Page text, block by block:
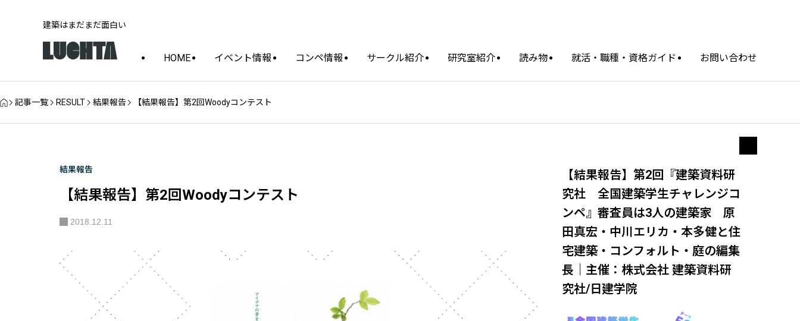
建築はまだまだ面白い
HOME イベント情報 コンペ情報 サークル紹介 研究室紹介 読み物 就活・職種・資格ガイド お問い合わせ
記事一覧 RESULT 結果報告 【結果報告】第2回Woodyコンテスト
結果報告
【結果報告】第2回Woodyコンテスト
2018.12.11
【結果報告】第2回『建築資料研
究社 全国建築学生チャレンジコ
ンペ』審査員は3人の建築家 原
田真宏・中川エリカ・本多健と住
宅建築・コンフォルト・庭の編集
長｜主催：株式会社 建築資料研
究社/日建学院